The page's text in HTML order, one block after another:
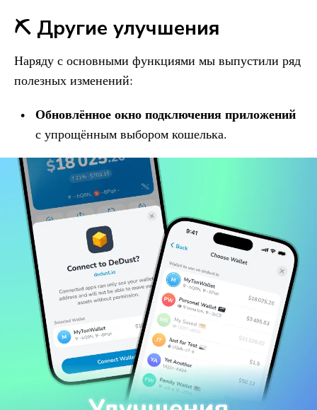
⛏️ Другие улучшения
Наряду с основными функциями мы выпустили ряд
полезных изменений:
Обновлённое окно подключения приложений
с упрощённым выбором кошелька.